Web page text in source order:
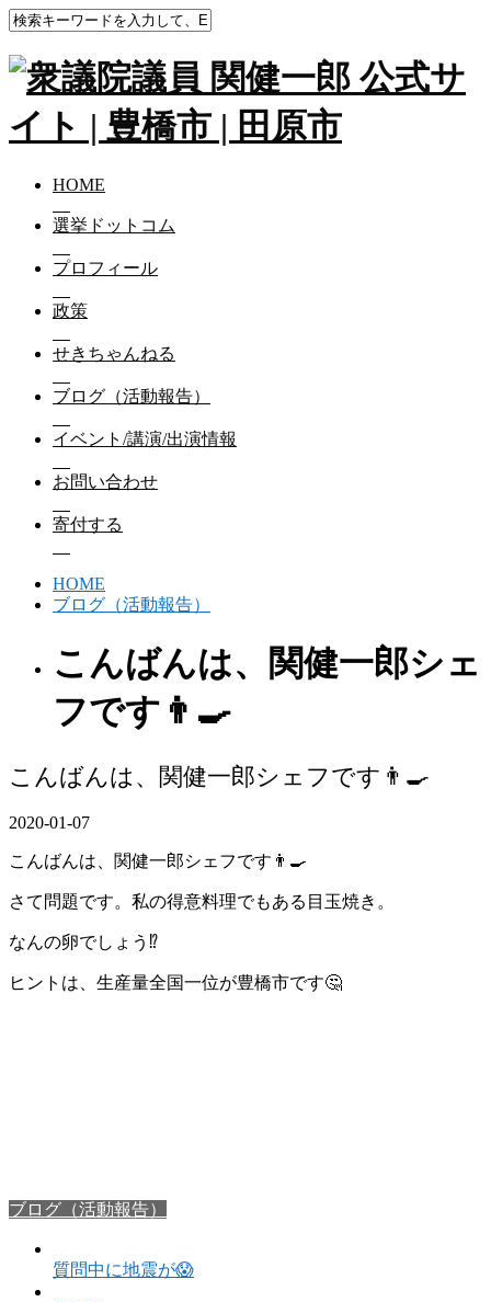
HOME
選挙ドットコム
プロフィール
政策
せきちゃんねる
ブログ（活動報告）
イベント/講演/出演情報
お問い合わせ
寄付する
HOME
ブログ（活動報告）
こんばんは、関健一郎シェ
フです👨‍🍳
こんばんは、関健一郎シェフです👨‍🍳
2020-01-07
こんばんは、関健一郎シェフです👨‍🍳
さて問題です。私の得意料理でもある目玉焼き。
なんの卵でしょう⁉️
ヒントは、生産量全国一位が豊橋市です🤔
ブログ（活動報告）
質問中に地震が😱